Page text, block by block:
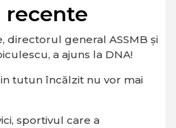
recente
directorul general ASSMB și
a ajuns la DNA!
tutun încălzit nu vor mai
sportivul care a